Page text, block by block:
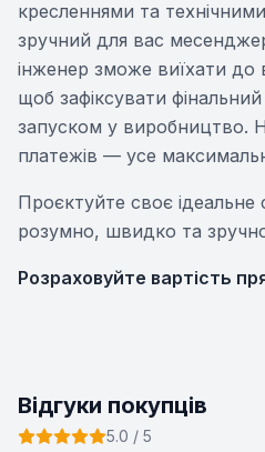
кресленнями та
зручний для вас
інженер зможе виїхати до
щоб зафіксувати
запуском у виробництво.
платежів — усе
Проєктуйте своє
розумно, швидко та
Розраховуйте вартість
Відгуки покупців
5.0 / 5